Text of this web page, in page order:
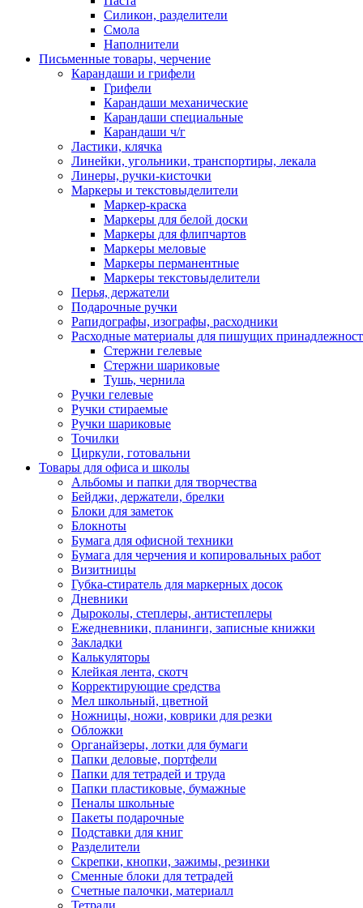
Силикон, разделители
Смола
Наполнители
Письменные товары, черчение
Карандаши и грифели
Грифели
Карандаши механические
Карандаши специальные
Карандаши ч/г
Ластики, клячка
Линейки, угольники, транспортиры, лекала
Линеры, ручки-кисточки
Маркеры и текстовыделители
Маркер-краска
Маркеры для белой доски
Маркеры для флипчартов
Маркеры меловые
Маркеры перманентные
Маркеры текстовыделители
Перья, держатели
Подарочные ручки
Рапидографы, изографы, расходники
Расходные материалы для пишущих
Стержни гелевые
Стержни шариковые
Тушь, чернила
Ручки гелевые
Ручки стираемые
Ручки шариковые
Точилки
Циркули, готовальни
Товары для офиса и школы
Альбомы и папки для творчества
Бейджи, держатели, брелки
Блоки для заметок
Блокноты
Бумага для офисной техники
Бумага для черчения и копировальных работ
Визитницы
Губка-стиратель для маркерных досок
Дневники
Дыроколы, степлеры, антистеплеры
Ежедневники, планинги, записные книжки
Закладки
Калькуляторы
Клейкая лента, скотч
Корректирующие средства
Мел школьный, цветной
Ножницы, ножи, коврики для резки
Обложки
Органайзеры, лотки для бумаги
Папки деловые, портфели
Папки для тетрадей и труда
Папки пластиковые, бумажные
Пеналы школьные
Пакеты подарочные
Подставки для книг
Разделители
Скрепки, кнопки, зажимы, резинки
Сменные блоки для тетрадей
Счетные палочки, материалл
Тетради